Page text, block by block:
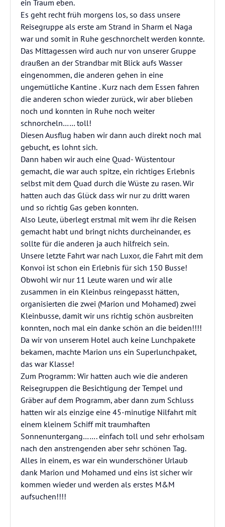
ein Traum eben.
Es geht recht früh morgens los, so dass unsere
Reisegruppe als erste am Strand in Sharm el Naga
war und somit in Ruhe geschnorchelt werden konnte.
Das Mittagessen wird auch nur von unserer Gruppe
draußen an der Strandbar mit Blick aufs Wasser
eingenommen, die anderen gehen in eine
ungemütliche Kantine . Kurz nach dem Essen fahren
die anderen schon wieder zurück, wir aber blieben
noch und konnten in Ruhe noch weiter
schnorcheln…… toll!
Diesen Ausflug haben wir dann auch direkt noch mal
gebucht, es lohnt sich.
Dann haben wir auch eine Quad- Wüstentour
gemacht, die war auch spitze, ein richtiges Erlebnis
selbst mit dem Quad durch die Wüste zu rasen. Wir
hatten auch das Glück dass wir nur zu dritt waren
und so richtig Gas geben konnten.
Also Leute, überlegt erstmal mit wem ihr die Reisen
gemacht habt und bringt nichts durcheinander, es
sollte für die anderen ja auch hilfreich sein.
Unsere letzte Fahrt war nach Luxor, die Fahrt mit dem
Konvoi ist schon ein Erlebnis für sich 150 Busse!
Obwohl wir nur 11 Leute waren und wir alle
zusammen in ein Kleinbus reingepasst hätten,
organisierten die zwei (Marion und Mohamed) zwei
Kleinbusse, damit wir uns richtig schön ausbreiten
konnten, noch mal ein danke schön an die beiden!!!!
Da wir von unserem Hotel auch keine Lunchpakete
bekamen, machte Marion uns ein Superlunchpaket,
das war Klasse!
Zum Programm: Wir hatten auch wie die anderen
Reisegruppen die Besichtigung der Tempel und
Gräber auf dem Programm, aber dann zum Schluss
hatten wir als einzige eine 45-minutige Nilfahrt mit
einem kleinem Schiff mit traumhaften
Sonnenuntergang……. einfach toll und sehr erholsam
nach den anstrengenden aber sehr schönen Tag.
Alles in einem, es war ein wunderschöner Urlaub
dank Marion und Mohamed und eins ist sicher wir
kommen wieder und werden als erstes M&M
aufsuchen!!!!